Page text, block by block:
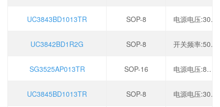
UC3843BD1013TR SOP-8 电源电压:30V,开关频率:500kHz,
UC3842BD1R2G SOP-8 开关频率:500kHz,电源电压:30V,
SG3525AP013TR SOP-16 电源电压:8V~35V,
UC3845BD1013TR SOP-8 电源电压:30V,开关频率:500kHz,